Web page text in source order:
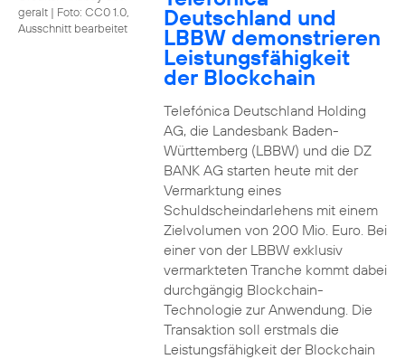
geralt | Foto: CC0 1.0,
Ausschnitt bearbeitet
Deutschland und
LBBW demonstrieren
Leistungsfähigkeit
der Blockchain
Telefónica Deutschland Holding
AG, die Landesbank Baden-
Württemberg (LBBW) und die DZ
BANK AG starten heute mit der
Vermarktung eines
Schuldscheindarlehens mit einem
Zielvolumen von 200 Mio. Euro. Bei
einer von der LBBW exklusiv
vermarkteten Tranche kommt dabei
durchgängig Blockchain-
Technologie zur Anwendung. Die
Transaktion soll erstmals die
Leistungsfähigkeit der Blockchain